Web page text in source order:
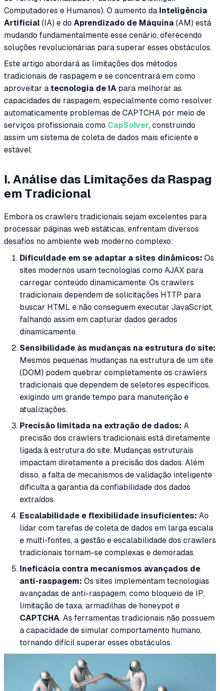
Computadores e Humanos). O aumento da Inteligência
Artificial (IA) e do Aprendizado de Máquina (AM) está
mudando fundamentalmente esse cenário, oferecendo
soluções revolucionárias para superar esses obstáculos.
Este artigo abordará as limitações dos métodos
tradicionais de raspagem e se concentrará em como
aproveitar a tecnologia de IA para melhorar as
capacidades de raspagem, especialmente como resolver
automaticamente problemas de CAPTCHA por meio de
serviços profissionais como CapSolver, construindo
assim um sistema de coleta de dados mais eficiente e
estável.
I. Análise das Limitações da Raspag
em Tradicional
Embora os crawlers tradicionais sejam excelentes para
processar páginas web estáticas, enfrentam diversos
desafios no ambiente web moderno complexo:
Dificuldade em se adaptar a sites dinâmicos: Os
sites modernos usam tecnologias como AJAX para
carregar conteúdo dinamicamente. Os crawlers
tradicionais dependem de solicitações HTTP para
buscar HTML e não conseguem executar JavaScript,
falhando assim em capturar dados gerados
dinamicamente.
Sensibilidade às mudanças na estrutura do site:
Mesmos pequenas mudanças na estrutura de um site
(DOM) podem quebrar completamente os crawlers
tradicionais que dependem de seletores específicos,
exigindo um grande tempo para manutenção e
atualizações.
Precisão limitada na extração de dados: A
precisão dos crawlers tradicionais está diretamente
ligada à estrutura do site. Mudanças estruturais
impactam diretamente a precisão dos dados. Além
disso, a falta de mecanismos de validação inteligente
dificulta a garantia da confiabilidade dos dados
extraídos.
Escalabilidade e flexibilidade insuficientes: Ao
lidar com tarefas de coleta de dados em larga escala
e multi-fontes, a gestão e escalabilidade dos crawlers
tradicionais tornam-se complexas e demoradas.
Ineficácia contra mecanismos avançados de
anti-raspagem: Os sites implementam tecnologias
avançadas de anti-raspagem, como bloqueio de IP,
limitação de taxa, armadilhas de honeypot e
CAPTCHA. As ferramentas tradicionais não possuem
a capacidade de simular comportamento humano,
tornando difícil superar esses obstáculos.